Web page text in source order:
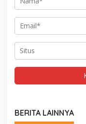
BERITA LAINNYA